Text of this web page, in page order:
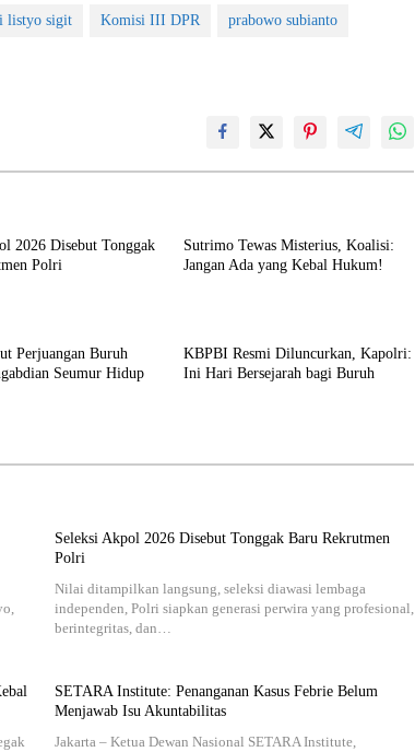
listyo sigit Komisi III DPR prabowo subianto
2026 Disebut Tonggak
Polri
Sutrimo Tewas Misterius, Koalisi:
Jangan Ada yang Kebal Hukum!
Perjuangan Buruh
Seumur Hidup
KBPBI Resmi Diluncurkan, Kapolri:
Ini Hari Bersejarah bagi Buruh
Seleksi Akpol 2026 Disebut Tonggak Baru Rekrutmen
Polri
Nilai ditampilkan langsung, seleksi diawasi lembaga
independen, Polri siapkan generasi perwira yang profesional,
berintegritas, dan…
SETARA Institute: Penanganan Kasus Febrie Belum
Menjawab Isu Akuntabilitas
Jakarta – Ketua Dewan Nasional SETARA Institute,